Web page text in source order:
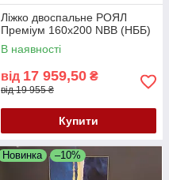
Ліжко двоспальне РОЯЛ
Преміум 160х200 NBB (НББ)
В наявності
від 17 959,50 ₴
від 19 955 ₴
Купити
Новинка –10%